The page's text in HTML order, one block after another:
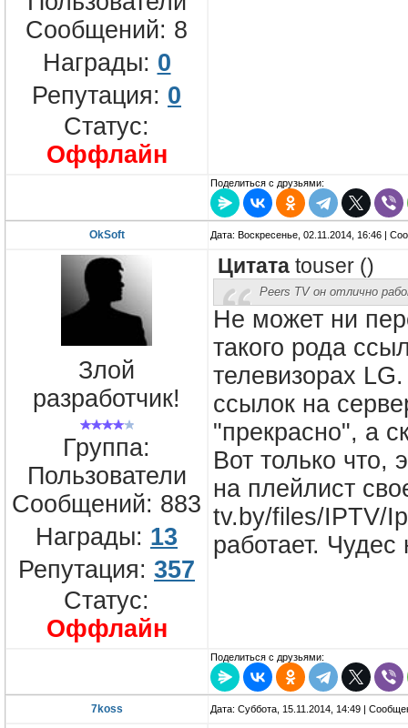
Сообщений: 8
Награды: 0
Репутация: 0
Статус:
Оффлайн
Поделиться с друзьями:
OkSoft Дата: Воскресенье, 02.11.2014, 16:46 |
Злой
разработчик!
Группа:
Пользователи
Сообщений: 883
Награды: 13
Репутация: 357
Статус:
Оффлайн
Цитата touser ()
Peers TV он отлично
Не может ни
такого рода
телевизорах
ссылок на
"прекрасно", а
Вот только что,
на плейлист
tv.by/files/IPTV/
работает. Чудес
Поделиться с друзьями:
7koss Дата: Суббота, 15.11.2014, 14:49 |